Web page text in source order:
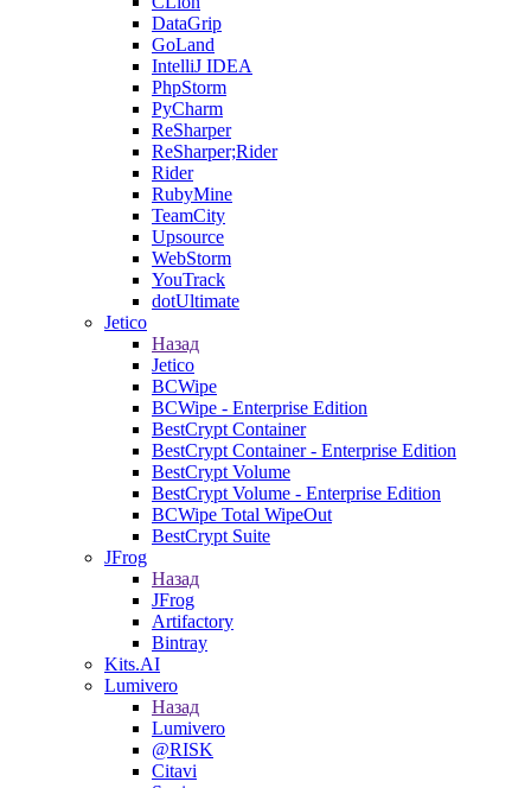
DataGrip
GoLand
IntelliJ IDEA
PhpStorm
PyCharm
ReSharper
ReSharper;Rider
Rider
RubyMine
TeamCity
Upsource
WebStorm
YouTrack
dotUltimate
Jetico
Назад
Jetico
BCWipe
BCWipe - Enterprise Edition
BestCrypt Container
BestCrypt Container - Enterprise Edition
BestCrypt Volume
BestCrypt Volume - Enterprise Edition
BCWipe Total WipeOut
BestCrypt Suite
JFrog
Назад
JFrog
Artifactory
Bintray
Kits.AI
Lumivero
Назад
Lumivero
@RISK
Citavi